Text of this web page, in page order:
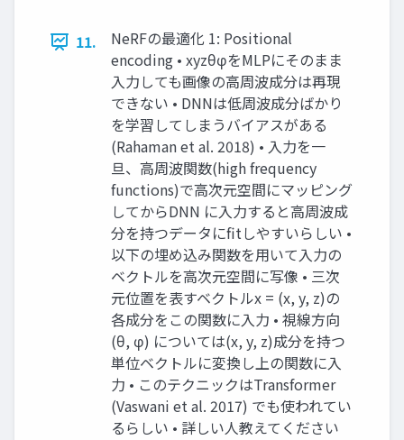
11.
NeRFの最適化 1: Positional
encoding • xyzθφをMLPにそのまま
⼊⼒しても画像の⾼周波成分は再現
できない • DNNは低周波成分ばかり
を学習してしまうバイアスがある
(Rahaman et al. 2018) • ⼊⼒を⼀
旦、⾼周波関数(high frequency
functions)で⾼次元空間にマッピング
してからDNN に⼊⼒すると⾼周波成
分を持つデータにfitしやすいらしい •
以下の埋め込み関数を⽤いて⼊⼒の
ベクトルを⾼次元空間に写像 • 三次
元位置を表すベクトルx = (x, y, z)の
各成分をこの関数に⼊⼒ • 視線⽅向
(θ, φ) については(x, y, z)成分を持つ
単位ベクトルに変換し上の関数に⼊
⼒ • このテクニックはTransformer
(Vaswani et al. 2017) でも使われてい
るらしい • 詳しい⼈教えてください